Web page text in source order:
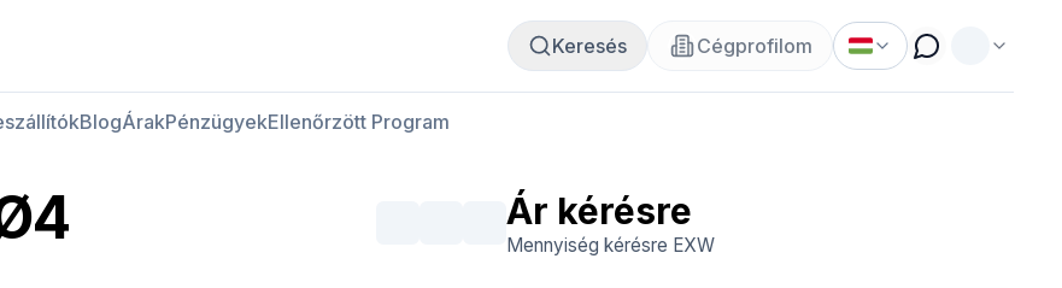
Keresés Cégprofilom
BlogÁrakPénzügyekEllenőrzött Program
Ár kérésre
Mennyiség kérésre EXW